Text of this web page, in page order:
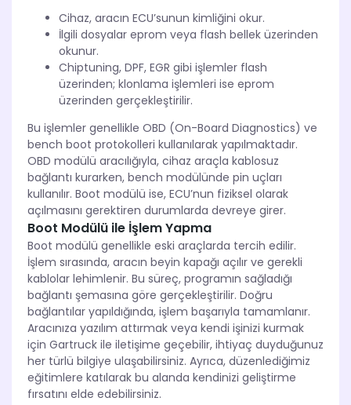
Cihaz, aracın ECU’sunun kimliğini okur.
İlgili dosyalar eprom veya flash bellek üzerinden
okunur.
Chiptuning, DPF, EGR gibi işlemler flash
üzerinden; klonlama işlemleri ise eprom
üzerinden gerçekleştirilir.
Bu işlemler genellikle OBD (On-Board Diagnostics) ve
bench boot protokolleri kullanılarak yapılmaktadır.
OBD modülü aracılığıyla, cihaz araçla kablosuz
bağlantı kurarken, bench modülünde pin uçları
kullanılır. Boot modülü ise, ECU’nun fiziksel olarak
açılmasını gerektiren durumlarda devreye girer.
Boot Modülü ile İşlem Yapma
Boot modülü genellikle eski araçlarda tercih edilir.
İşlem sırasında, aracın beyin kapağı açılır ve gerekli
kablolar lehimlenir. Bu süreç, programın sağladığı
bağlantı şemasına göre gerçekleştirilir. Doğru
bağlantılar yapıldığında, işlem başarıyla tamamlanır.
Aracınıza yazılım attırmak veya kendi işinizi kurmak
için Gartruck ile iletişime geçebilir, ihtiyaç duyduğunuz
her türlü bilgiye ulaşabilirsiniz. Ayrıca, düzenlediğimiz
eğitimlere katılarak bu alanda kendinizi geliştirme
fırsatını elde edebilirsiniz.